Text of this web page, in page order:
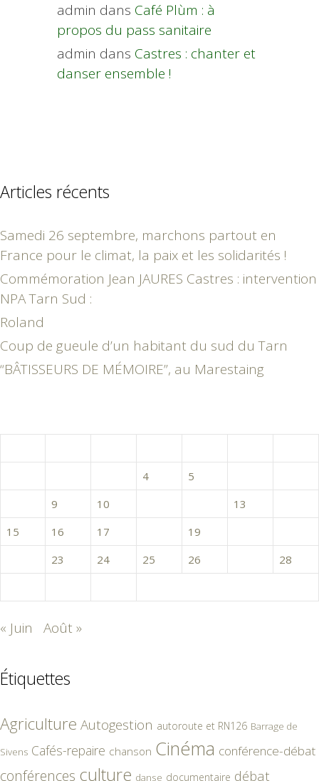
admin dans Café Plùm : à
propos du pass sanitaire
admin dans Castres : chanter et
danser ensemble !
Articles récents
Samedi 26 septembre, marchons partout en
France pour le climat, la paix et les solidarités !
Commémoration Jean JAURES Castres : intervention
NPA Tarn Sud :
Roland
Coup de gueule d’un habitant du sud du Tarn
“BÂTISSEURS DE MÉMOIRE”, au Marestaing
4 5
9 10 13
15
16 17 19
23 24 25 26
28
« Juin Août »
Étiquettes
Agriculture Autogestion autoroute et RN126 Barrage de
Sivens Cafés-repaire chanson Cinéma conférence-débat
conférences culture danse documentaire débat